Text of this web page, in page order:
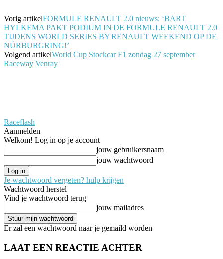
Vorig artikelFORMULE RENAULT 2.0 nieuws: ‘BART
HYLKEMA PAKT PODIUM IN DE FORMULE RENAULT 2.0
TIJDENS WORLD SERIES BY RENAULT WEEKEND OP DE
NÜRBURGRING!’
Volgend artikelWorld Cup Stockcar F1 zondag 27 september
Raceway Venray
Raceflash
Aanmelden
Welkom! Log in op je account
jouw gebruikersnaam
jouw wachtwoord
Je wachtwoord vergeten? hulp krijgen
Wachtwoord herstel
Vind je wachtwoord terug
jouw mailadres
Er zal een wachtwoord naar je gemaild worden
LAAT EEN REACTIE ACHTER